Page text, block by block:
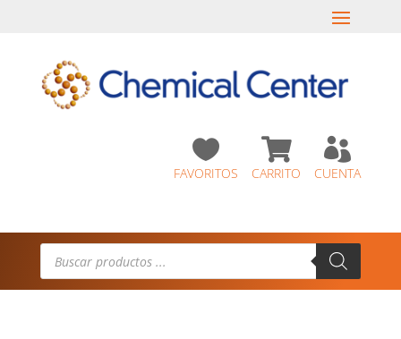

CUENTA

CARRITO

FAVORITOS
Búsqueda
productos